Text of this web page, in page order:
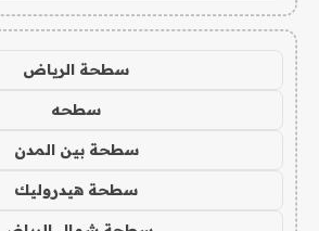
سطحة الرياض
سطحه
سطحة بين المدن
سطحة هيدروليك